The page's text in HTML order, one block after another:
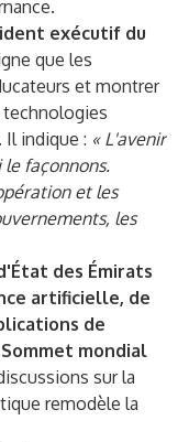
exécutif du
que les
et montrer
indique : « L'avenir
façonnons.
et les
les
des Émirats
artificielle, de
de
mondial
sur la
remodèle la